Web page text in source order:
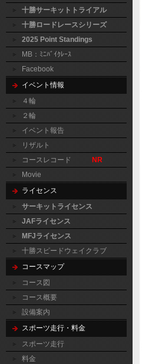
十勝サーキットトライアル
十勝ロードレースシリーズ
2025 Point Standings
MB：ﾐﾆﾊﾞｲｸﾚｰｽ
Facebook
イベント情報
４輪
２輪
イベント報告
リザルト
コースレコード
NR
Movie
ライセンス
サーキットライセンス
JAFライセンス
MFJライセンス
十勝スピードウェイクラブ
コースマップ
コース図
コース概要
設備案内
スポーツ走行・料金
スポーツ走行
料金